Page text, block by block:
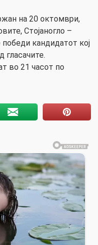
на 20 октомври,
Стојаногло –
кандидатот кој
гласачите.
во 21 часот по